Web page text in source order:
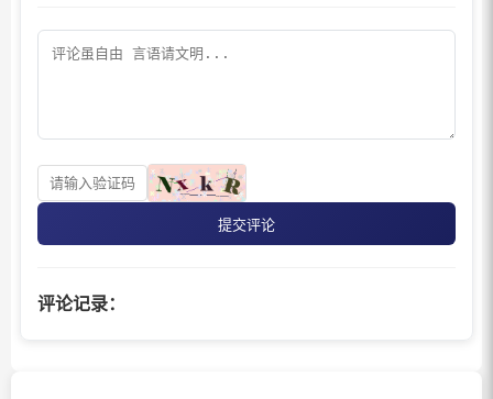
提交评论
评论记录：